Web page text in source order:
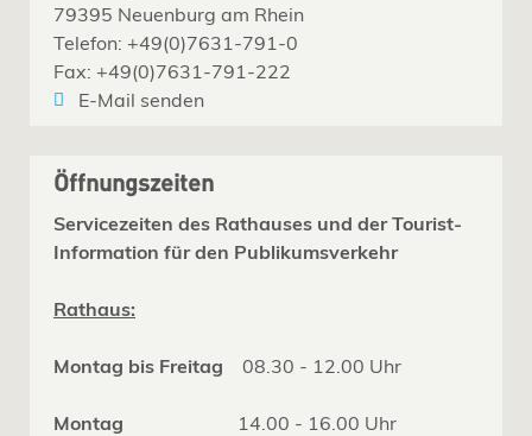
79395 Neuenburg am Rhein
Telefon: +49(0)7631-791-0
Fax: +49(0)7631-791-222
E-Mail senden
Öffnungszeiten
Servicezeiten des Rathauses und der Tourist-
Information für den Publikumsverkehr
Rathaus:
Montag bis Freitag 08.30 - 12.00 Uhr
Montag 14.00 - 16.00 Uhr